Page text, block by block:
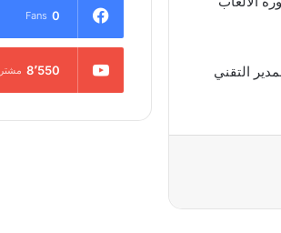
التقني
0
Fans
8٬550